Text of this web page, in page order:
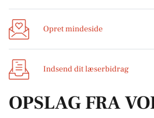
Opret mindeside
Indsend dit læserbidrag
OPSLAG FRA